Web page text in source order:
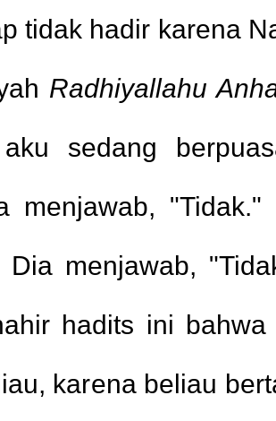
tidak hadir karena
Radhiyallahu
sedang
menjawab,
menjawab,
hadits ini bahwa
karena beliau
kan sex
Junub